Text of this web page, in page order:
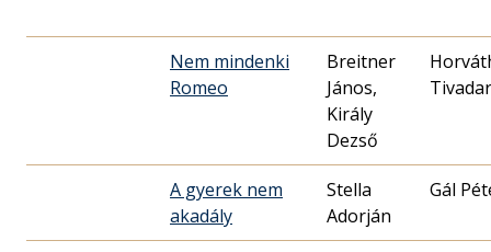
Nem mindenki
Romeo
Breitner
János,
Király
Dezső
Tivadar
A gyerek nem
akadály
Stella
Adorján
Gál